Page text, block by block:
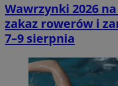
Wawrzynki 2026
zakaz rowerów i
7–9 sierpnia